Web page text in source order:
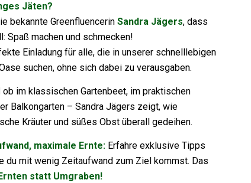
Jäten?
bekannte GreenfluencerinSandra Jägers, dass
Spaß machen und schmecken!
Einladung für alle, die in unserer schnelllebigen
suchen, ohne sich dabei zu verausgaben.
ob im klassischen Gartenbeet, im praktischen
Balkongarten – Sandra Jägers zeigt, wie
Kräuter und süßes Obst überall gedeihen.
maximale Ernte: Erfahre exklusive Tipps
du mit wenig Zeitaufwand zum Ziel kommst. Das
statt Umgraben!